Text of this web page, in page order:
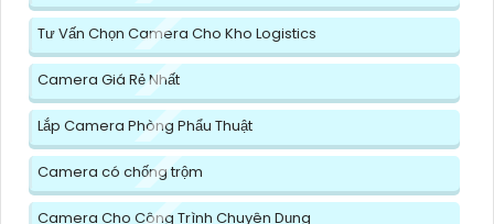
Tư Vấn Chọn Camera Cho Kho Logistics
Camera Giá Rẻ Nhất
Lắp Camera Phòng Phẩu Thuật
Camera có chống trộm
Camera Cho Công Trình Chuyên Dụng